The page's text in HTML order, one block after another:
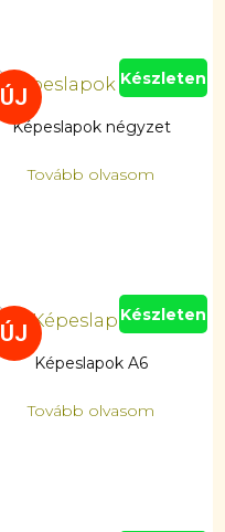
ÚJ
Készleten
Képeslapok négyzet
Tovább olvasom
ÚJ
Készleten
Képeslapok A6
Tovább olvasom